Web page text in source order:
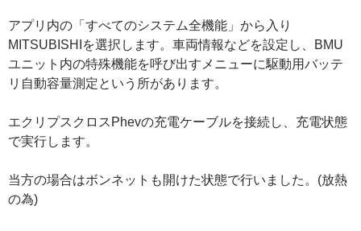
アプリ内の「すべてのシステム全機能」から入り
MITSUBISHIを選択します。車両情報などを設定し、BMU
ユニット内の特殊機能を呼び出すメニューに駆動用バッテ
リ自動容量測定という所があります。
エクリプスクロスPhevの充電ケーブルを接続し、充電状態
で実行します。
当方の場合はボンネットも開けた状態で行いました。(放熱
の為)